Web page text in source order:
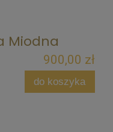
Miodna
900,00 zł
do koszyka